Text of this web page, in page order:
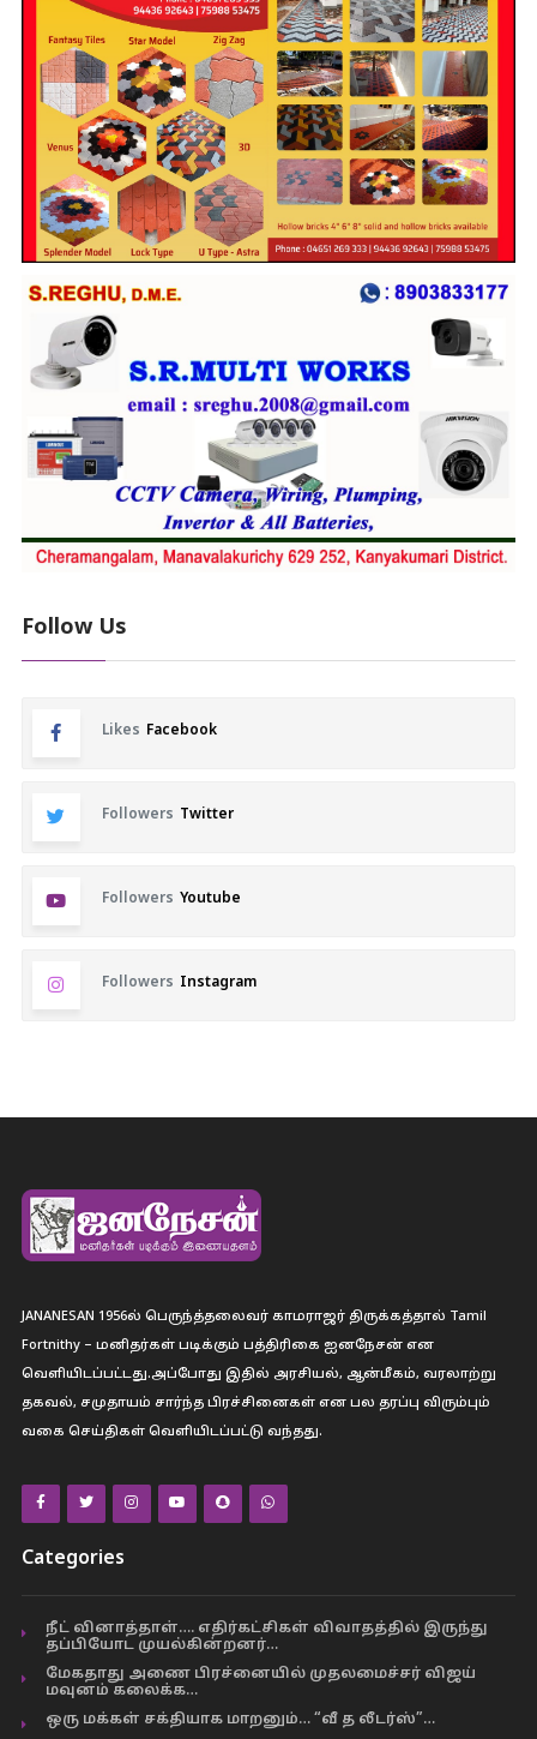
Follow Us
Likes Facebook
Followers Twitter
Followers Youtube
Followers Instagram
JANANESAN 1956ல் பெருந்த்தலைவர் காமராஜர் திருக்கத்தால் Tamil
Fortnithy – மனிதர்கள் படிக்கும் பத்திரிகை ஐனநேசன் என
வெளியிடப்பட்டது.அப்போது இதில் அரசியல், ஆன்மீகம், வரலாற்று
தகவல், சமுதாயம் சார்ந்த பிரச்சினைகள் என பல தரப்பு விரும்பும்
வகை செய்திகள் வெளியிடப்பட்டு வந்தது.
Categories
நீட் வினாத்தாள்…. எதிர்கட்சிகள் விவாதத்தில் இருந்து
தப்பியோட முயல்கின்றனர்…
மேகதாது அணை பிரச்னையில் முதலமைச்சர் விஜய்
மவுனம் கலைக்க…
ஒரு மக்கள் சக்தியாக மாறனும்… “வீ த லீடர்ஸ்”…